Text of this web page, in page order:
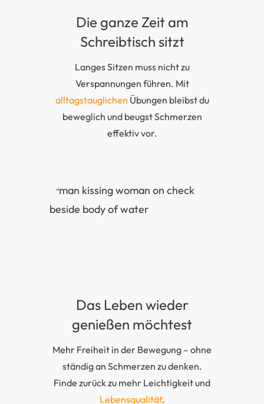
Die ganze Zeit am
Schreibtisch sitzt
Langes Sitzen muss nicht zu
Verspannungen führen. Mit
alltagstauglichen Übungen bleibst du
beweglich und beugst Schmerzen
effektiv vor.
Das Leben wieder
genießen möchtest
Mehr Freiheit in der Bewegung – ohne
ständig an Schmerzen zu denken.
Finde zurück zu mehr Leichtigkeit und
Lebensqualität.